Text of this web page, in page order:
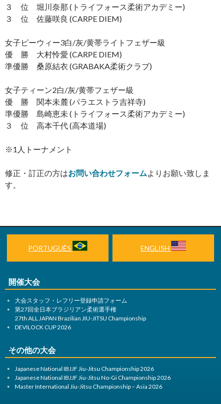
３ 位 堀川奈那 (トライフォース柔術アカデミー)
３ 位 佐藤咲良 (CARPE DIEM)
女子ピーウィー3白/灰/黄帯ライトフェザー級
優 勝 大村怜愛 (CARPE DIEM)
準優勝 桑原結衣 (GRABAKA柔術クラブ)
女子ティーン2白/灰/黄帯フェザー級
優 勝 関本未麓 (パラエストラ吉祥寺)
準優勝 島崎恵未 (トライフォース柔術アカデミー)
３ 位 高本千代 (高本道場)
※1人トーナメント
修正・訂正の方はお問い合わせフォーム よりお願い致しま
す。
PORTUGUÊS ENGLISH
開催大会
大会スタッフ・レフリー登録申請フォーム
第27回全日本ブラジリアン柔術選手権
27th ALL JAPAN Brazilian JIU-JITSU Championship
DEVILOCK CUP 2026
その他の大会
Japanese National IBJJF Jiu-Jitsu Championship 2026
Japanese National IBJJF Jiu-Jitsu No-Gi Championship 2026
Master International Jiu-Jitsu Championship – Asia 2026